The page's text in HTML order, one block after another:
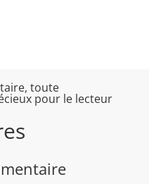
toute
pour le lecteur